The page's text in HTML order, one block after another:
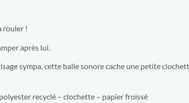
rouler !
après lui.
sympa, cette balle sonore cache une petite
recyclé – clochette – papier froissé